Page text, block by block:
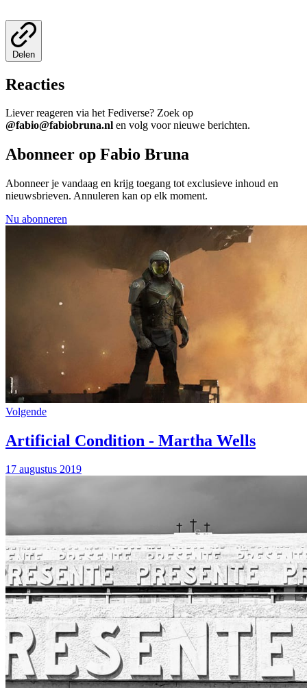
Delen
Reacties
Liever reageren via het Fediverse? Zoek op
@fabio@fabiobruna.nl en volg voor nieuwe berichten.
Abonneer op Fabio Bruna
Abonneer je vandaag en krijg toegang tot exclusieve inhoud en
nieuwsbrieven. Annuleren kan op elk moment.
Nu abonneren
Volgende
Artificial Condition - Martha Wells
17 augustus 2019